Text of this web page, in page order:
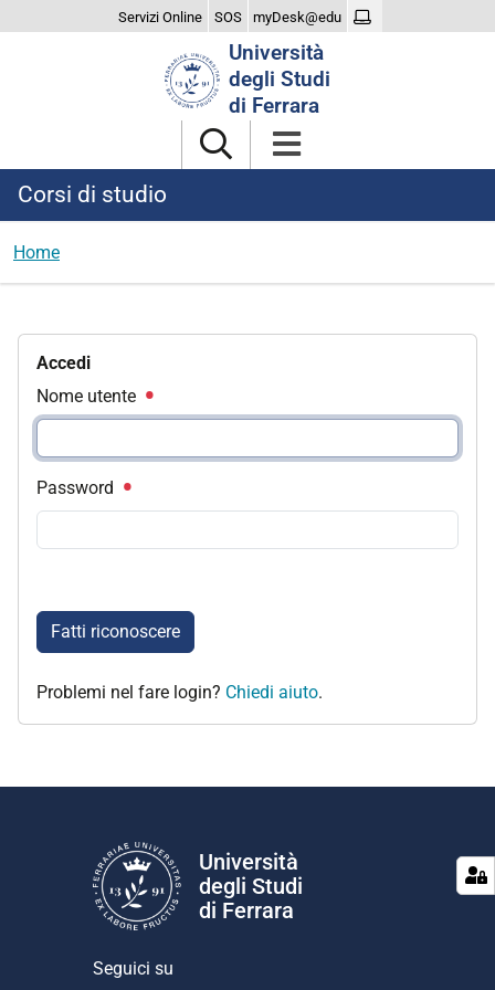
Servizi Online SOS myDesk@edu
Università
degli Studi
di Ferrara
Corsi di studio
Home
Accedi
Nome utente
Password
Fatti riconoscere
Problemi nel fare login? Chiedi aiuto.
Università
degli Studi
di Ferrara
Seguici su